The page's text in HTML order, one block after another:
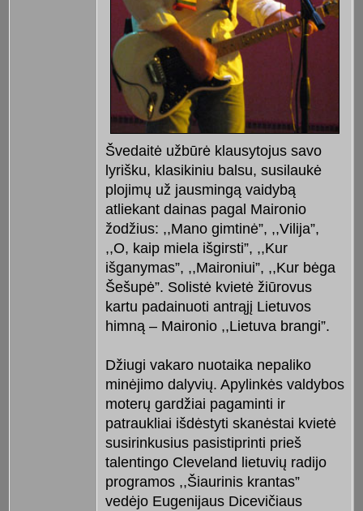
Švedaitė užbūrė klausytojus savo
lyrišku, klasikiniu balsu, susilaukė
plojimų už jausmingą vaidybą
atliekant dainas pagal Maironio
žodžius: ,,Mano gimtinė”, ,,Vilija”,
,,O, kaip miela išgirsti”, ,,Kur
išganymas”, ,,Maironiui”, ,,Kur bėga
Šešupė”. Solistė kvietė žiūrovus
kartu padainuoti antrąjį Lietuvos
himną – Maironio ,,Lietuva brangi”.
Džiugi vakaro nuotaika nepaliko
minėjimo dalyvių. Apylinkės valdybos
moterų gardžiai pagaminti ir
patraukliai išdėstyti skanėstai kvietė
susirinkusius pasistiprinti prieš
talentingo Cleveland lietuvių radijo
programos ,,Šiaurinis krantas”
vedėjo Eugenijaus Dicevičiaus